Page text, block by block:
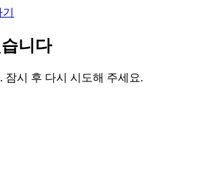
니다
잠시 후 다시 시도해 주세요.